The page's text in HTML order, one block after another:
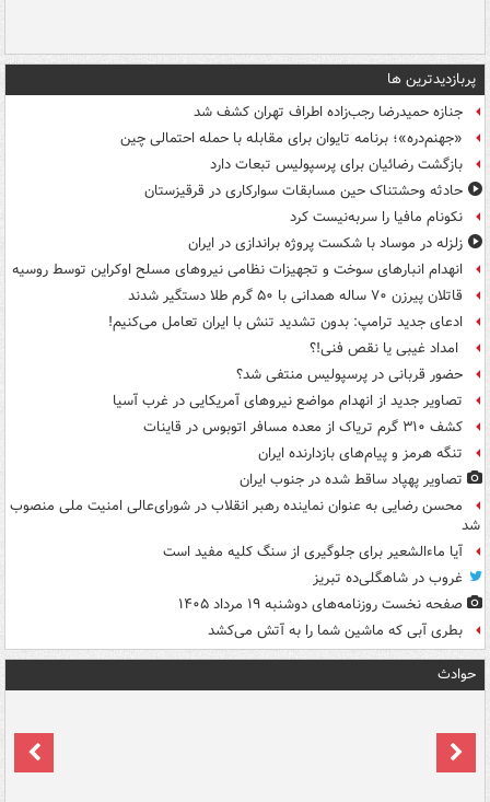
پربازدیدترین ها
جنازه حمیدرضا رجب‌زاده اطراف تهران کشف شد
«جهنم‌دره»؛ برنامه تایوان برای مقابله با حمله احتمالی چین
بازگشت رضائیان برای پرسپولیس تبعات دارد
حادثه وحشتناک حین مسابقات سوارکاری در قرقیزستان
نکونام مافیا را سربه‌نیست کرد
زلزله در موساد با شکست پروژه براندازی در ایران
انهدام انبارهای سوخت و تجهیزات نظامی نیروهای مسلح اوکراین توسط روسیه
قاتلان پیرزن ۷۰ ساله همدانی با ۵۰ گرم طلا دستگیر شدند
ادعای جدید ترامپ: بدون تشدید تنش با ایران تعامل می‌کنیم!
امداد غیبی یا نقص فنی!؟
حضور قربانی در پرسپولیس منتفی شد؟
تصاویر جدید از انهدام مواضع نیروهای آمریکایی در غرب آسیا
کشف ۳۱۰ گرم تریاک از معده مسافر اتوبوس در قاینات
تنگه هرمز و پیام‌های بازدارنده ایران
تصاویر پهپاد ساقط شده در جنوب ایران
محسن رضایی به عنوان نماینده رهبر انقلاب در شورای‌عالی امنیت ملی منصوب
شد
آیا ماءالشعیر برای جلوگیری از سنگ کلیه مفید است
غروب در شاهگلی‌ده تبریز
صفحه نخست روزنامه‌های دوشنبه ۱۹ مرداد ۱۴۰۵
بطری آبی که ماشین شما را به آتش می‌کشد
حوادث